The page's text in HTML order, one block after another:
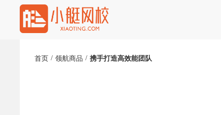
首页 / 领航商品 / 携手打造高效能团队